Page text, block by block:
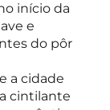
início da
e
do pôr
a cidade
cintilante